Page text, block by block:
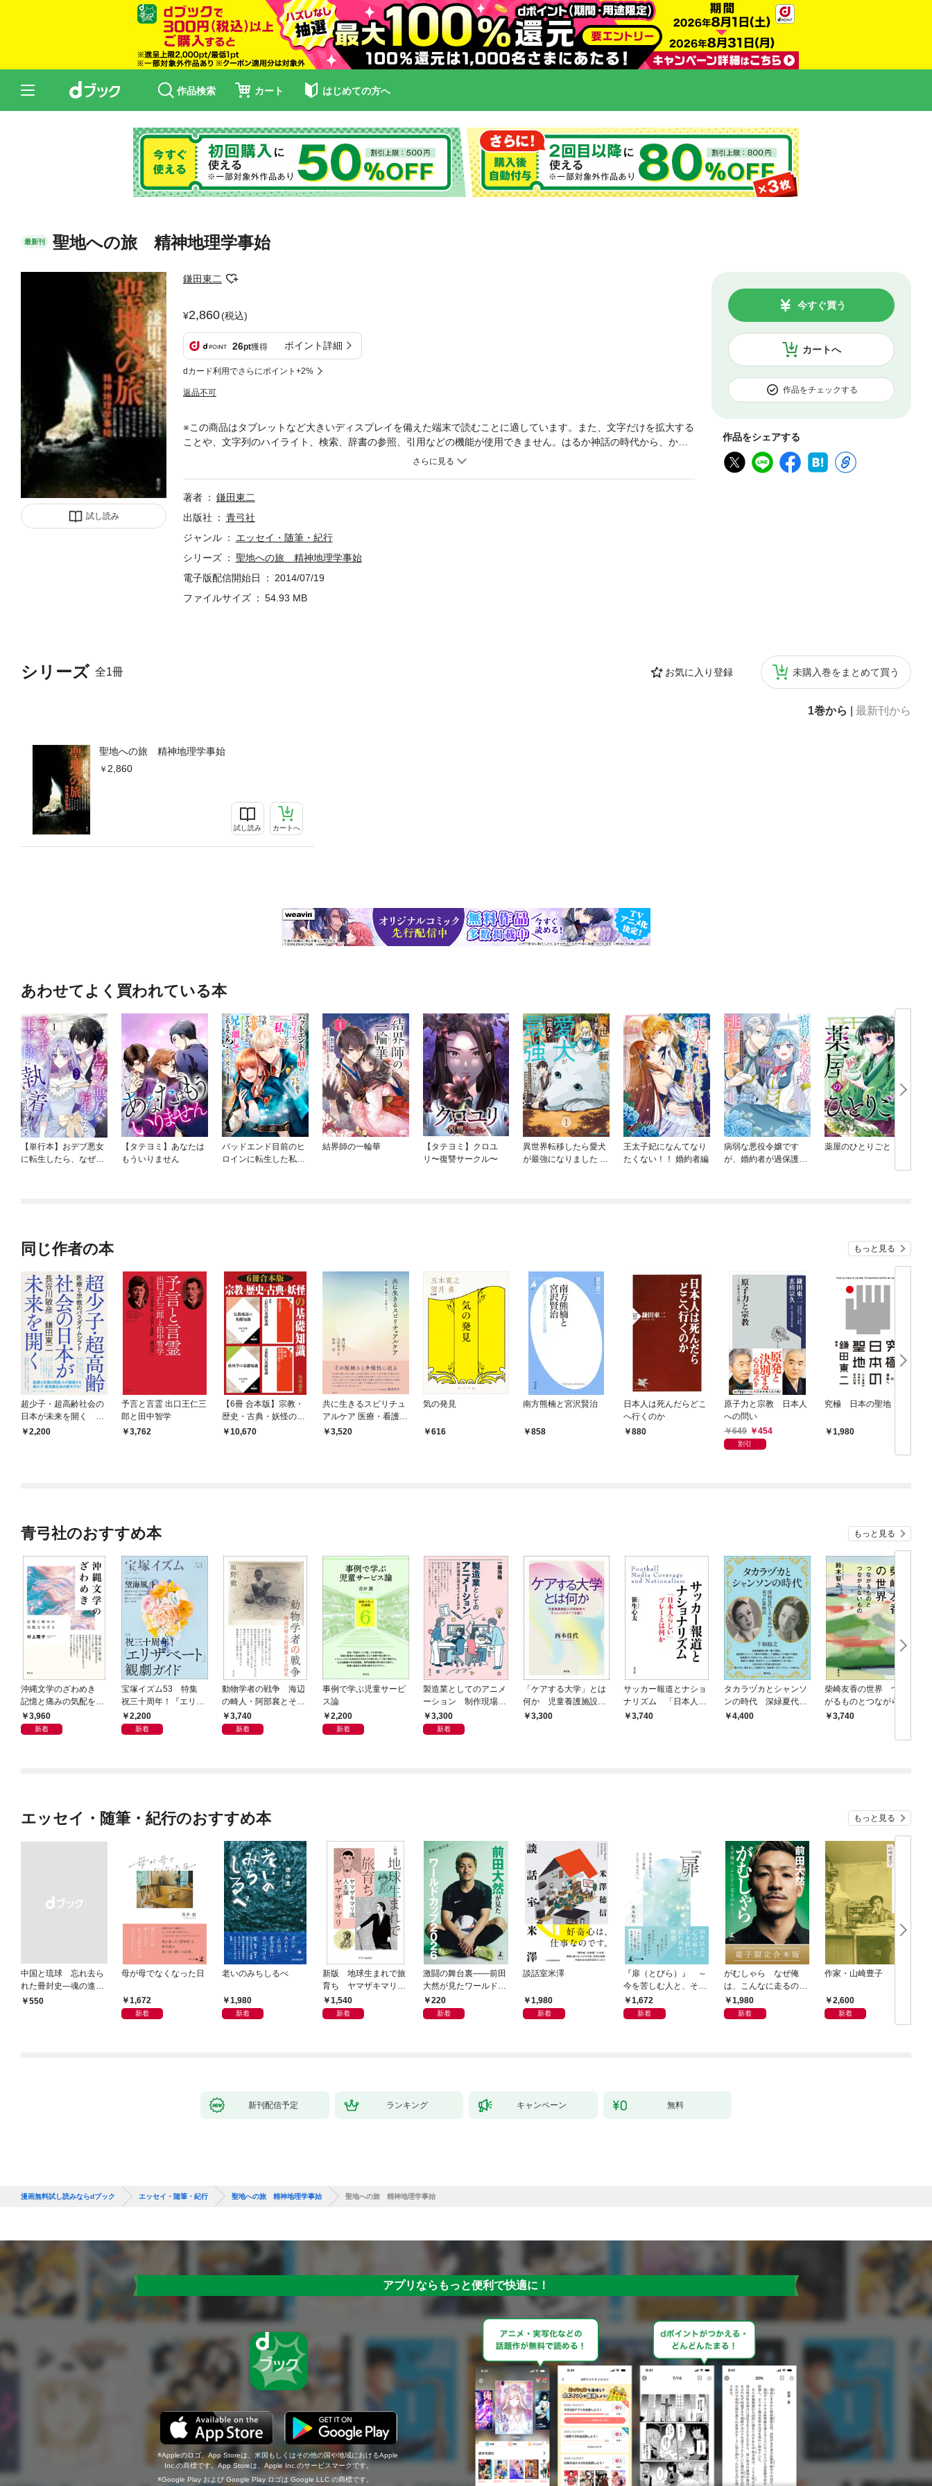
作品検索 カート はじめての方へ
最新刊 聖地への旅 精神地理学事始
試し読み
鎌田東二
2,860(税込)
26pt獲得 ポイント詳細
dカード利用でさらにポイント+2%
返品不可
カートへ
今すぐ買う
作品をチェックする
作品をシェアする
シリーズ 全1冊 お気に入り登録 未購入巻をまとめて買う
1巻から 最新刊から
聖地への旅 精神地理学事始
2,860
試し読み カートへ
※この商品はタブレットなど大きいディスプレイを備えた端末で読むことに適しています。また、文字だけを拡大する
ことや、文字列のハイライト、検索、辞書の参照、引用などの機能が使用できません。はるか神話の時代から、かわ
ることなく生命を育みつづける世界各地の聖地を訪ね、封印された聖なる時空を、おのれの身心をとおして現出させ
著者
鎌田東二
出版社
青弓社
ジャンル
エッセイ・随筆・紀行
シリーズ
聖地への旅 精神地理学事始
電子版配信開始日
2014/07/19
ファイルサイズ
54.93 MB
あわせてよく買われている本
【単行本】おデブ悪女
に転生したら、なぜか
【タテヨミ】あなたは
もういりません
バッドエンド目前のヒ
ロインに転生した私、
結界師の一輪華
【タテヨミ】クロユ
リ〜復讐サークル〜
異世界転移したら愛犬
が最強になりました ～
王太子妃になんてなり
たくない！！ 婚約者編
病弱な悪役令嬢です
が、婚約者が過保護す
薬屋のひとりごと
同じ作者の本 もっと見る
超少子・超高齢社会の
日本が未来を開く 医
療と宗教のパラダイム
2,200
予言と言霊 出口王仁三
郎と田中智学
3,762
【6冊 合本版】宗教・
歴史・古典・妖怪の基
礎知識
10,670
共に生きるスピリチュ
アルケア 医療・看護か
ら宗教まで
3,520
気の発見
616
南方熊楠と宮沢賢治
858
日本人は死んだらどこ
へ行くのか
880
原子力と宗教 日本人
への問い
649
454
割引
究極 日本の聖地
1,980
青弓社のおすすめ本 もっと見る
沖縄文学のざわめき
記憶と痛みの気配をな
ぞる3,960
新着
宝塚イズム53 特集
祝三十周年！『エリザ
ベート』観劇ガイド
2,200
新着
動物学者の戦争 海辺
の畸人・阿部襄とその
時代3,740
新着
事例で学ぶ児童サービ
ス論
2,200
新着
製造業としてのアニメ
ーション 制作現場は
何を守ってきたのか
3,300
新着
「ケアする大学」とは
何か 児童養護施設入
所経験者のキャンパス
3,300
サッカー報道とナショ
ナリズム 「日本人ら
しい」プレーとは何か
3,740
タカラヅカとシャンソ
ンの時代 深緑夏代と
千秋みつるが奏でた歌
4,400
柴崎友香の世界 つな
がるものとつながらな
いもの
3,740
エッセイ・随筆・紀行のおすすめ本 もっと見る
中国と琉球 忘れ去ら
れた冊封史―魂の進化
―
￥550
母が母でなくなった日
1,672
新着
老いのみちしるべ
1,980
新着
新版 地球生まれで旅
育ち ヤマザキマリ流
人生論
1,540
新着
激闘の舞台裏――前田
大然が見たワールドカ
ップ2026
220
新着
談話室米澤
1,980
新着
『扉（とびら）』 ～
今を苦しむ人と、その
ご家族、そして「あな
た」へ～
1,672
新着
がむしゃら なぜ俺
は、こんなに走るのか
——。【電子限定合本
版】
1,980
新着
作家・山崎豊子
2,600
新着
新刊配信予定 ランキング キャンペーン 無料
漫画無料試し読みならdブック エッセイ・随筆・紀行 聖地への旅 精神地理学事始 聖地への旅 精神地理学事始
アプリならもっと便利で快適に！
Appleのロゴ、App Storeは、米国もしくはその他の国や地域におけるApple
Inc.の商標です。App Storeは、Apple Inc.のサービスマークです。
Google Play および Google Play ロゴは Google LLC の商標です。